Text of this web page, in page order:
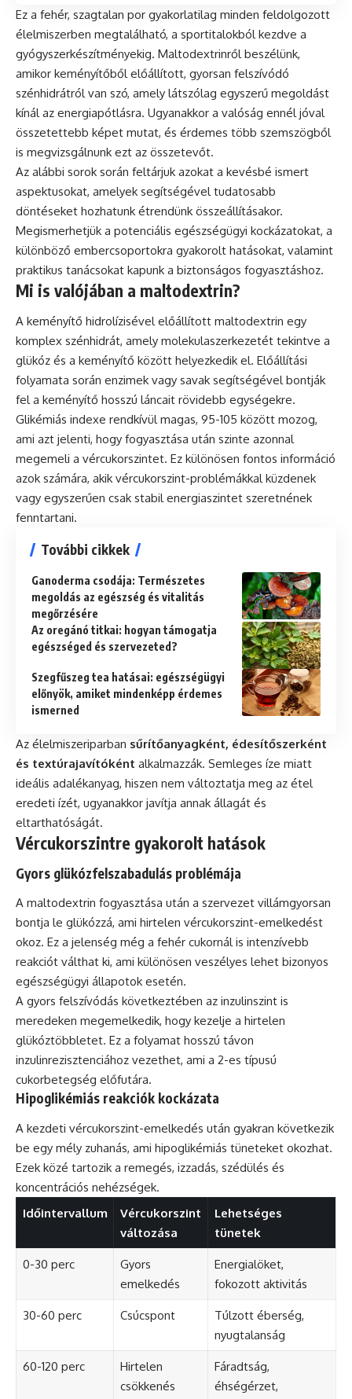
Ez a fehér, szagtalan por gyakorlatilag minden feldolgozott
élelmiszerben megtalálható, a sportitalokból kezdve a
gyógyszerkészítményekig. Maltodextrinről beszélünk,
amikor keményítőből előállított, gyorsan felszívódó
szénhidrátról van szó, amely látszólag egyszerű megoldást
kínál az energiapótlásra. Ugyanakkor a valóság ennél jóval
összetettebb képet mutat, és érdemes több szemszögből
is megvizsgálnunk ezt az összetevőt.
Az alábbi sorok során feltárjuk azokat a kevésbé ismert
aspektusokat, amelyek segítségével tudatosabb
döntéseket hozhatunk étrendünk összeállításakor.
Megismerhetjük a potenciális egészségügyi kockázatokat, a
különböző embercsoportokra gyakorolt hatásokat, valamint
praktikus tanácsokat kapunk a biztonságos fogyasztáshoz.
Mi is valójában a maltodextrin?
A keményítő hidrolízisével előállított maltodextrin egy
komplex szénhidrát, amely molekulaszerkezetét tekintve a
glükóz és a keményítő között helyezkedik el. Előállítási
folyamata során enzimek vagy savak segítségével bontják
fel a keményítő hosszú láncait rövidebb egységekre.
Glikémiás indexe rendkívül magas, 95-105 között mozog,
ami azt jelenti, hogy fogyasztása után szinte azonnal
megemeli a vércukorszintet. Ez különösen fontos információ
azok számára, akik vércukorszint-problémákkal küzdenek
vagy egyszerűen csak stabil energiaszintet szeretnének
fenntartani.
További cikkek
Ganoderma csodája: Természetes
megoldás az egészség és vitalitás
megőrzésére
Az oregánó titkai: hogyan támogatja
egészséged és szervezeted?
Szegfűszeg tea hatásai: egészségügyi
előnyök, amiket mindenképp érdemes
ismerned
Az élelmiszeriparban sűrítőanyagként, édesítőszerként
és textúrajavítóként alkalmazzák. Semleges íze miatt
ideális adalékanyag, hiszen nem változtatja meg az étel
eredeti ízét, ugyanakkor javítja annak állagát és
eltarthatóságát.
Vércukorszintre gyakorolt hatások
Gyors glükózfelszabadulás problémája
A maltodextrin fogyasztása után a szervezet villámgyorsan
bontja le glükózzá, ami hirtelen vércukorszint-emelkedést
okoz. Ez a jelenség még a fehér cukornál is intenzívebb
reakciót válthat ki, ami különösen veszélyes lehet bizonyos
egészségügyi állapotok esetén.
A gyors felszívódás következtében az inzulinszint is
meredeken megemelkedik, hogy kezelje a hirtelen
glükóztöbbletet. Ez a folyamat hosszú távon
inzulinrezisztenciához vezethet, ami a 2-es típusú
cukorbetegség előfutára.
Hipoglikémiás reakciók kockázata
A kezdeti vércukorszint-emelkedés után gyakran következik
be egy mély zuhanás, ami hipoglikémiás tüneteket okozhat.
Ezek közé tartozik a remegés, izzadás, szédülés és
koncentrációs nehézségek.
Időintervallum
Vércukorszint
változása
Lehetséges
tünetek
0-30 perc
Gyors
emelkedés
Energialöket,
fokozott aktivitás
30-60 perc Csúcspont
Túlzott éberség,
nyugtalanság
60-120 perc
Hirtelen
csökkenés
Fáradtság,
éhségérzet,